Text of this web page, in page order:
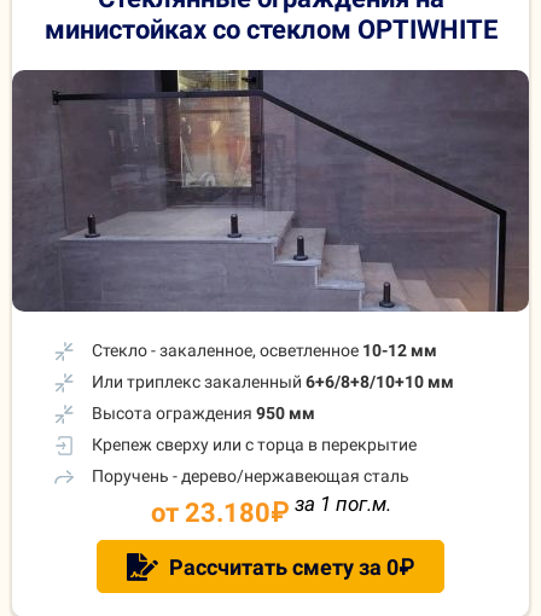
министойках со стеклом OPTIWHITE
Стекло - закаленное, осветленное 10-12 мм
Или триплекс закаленный 6+6/8+8/10+10 мм
Высота ограждения 950 мм
Крепеж сверху или с торца в перекрытие
Поручень - дерево/нержавеющая сталь
от 23.180₽ за 1 пог.м.
Рассчитать смету за 0₽